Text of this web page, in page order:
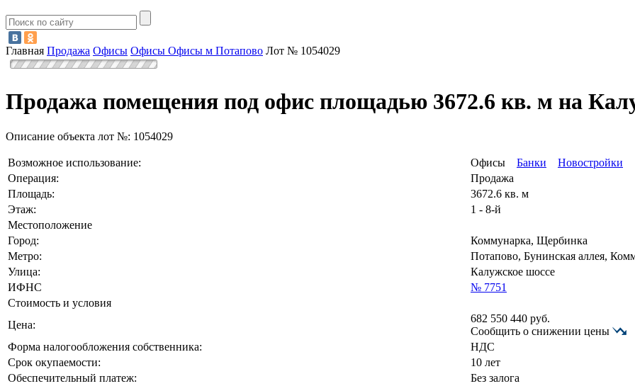
Главная Продажа Офисы Офисы Офисы м Потапово Лот № 1054029
Продажа помещения под офис площадью 3672.6 кв. м на
Описание объекта лот №: 1054029
Возможное использование: Офисы Банки
Новостройки
Операция:
Продажа
Площадь:
3672.6 кв. м
Этаж:
1 - 8-й
Местоположение
Город:
Коммунарка, Щербинка
Метро:
Потапово, Бунинская аллея,
Улица:
Калужское шоссе
ИФНС
№ 7751
Стоимость и условия
Цена:
682 550 440 руб.
Сообщить о снижении цены
Форма налогообложения собственника:
НДС
Срок окупаемости:
10 лет
Обеспечительный платеж:
Без залога